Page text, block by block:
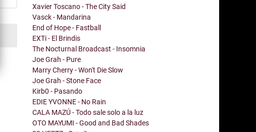
Xavier Toscano - The City Said
Vasck - Mandarina
End of Hope - Fastball
EXTi - El Brindis
The Nocturnal Broadcast - Insomnia
Joe Grah - Pure
Marry Cherry - Won't Die Slow
Joe Grah - Stone Face
Kirb0 - Pasando
EDIE YVONNE - No Rain
CALA MAZÚ - Todo sale solo a la luz
OTO MAYUMI - Good and Bad Shades